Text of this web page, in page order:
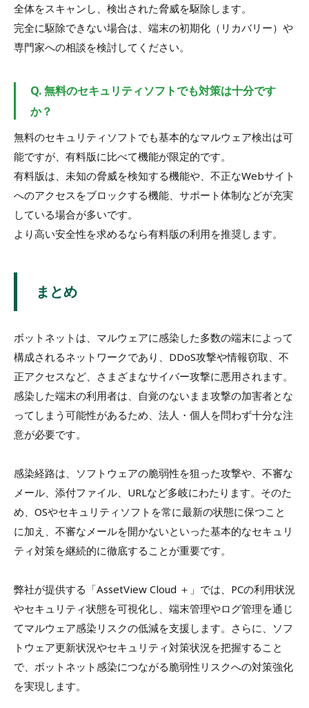
全体をスキャンし、検出された脅威を駆除します。
完全に駆除できない場合は、端末の初期化（リカバリー）や
専門家への相談を検討してください。
Q. 無料のセキュリティソフトでも対策は十分です
か？
無料のセキュリティソフトでも基本的なマルウェア検出は可
能ですが、有料版に比べて機能が限定的です。
有料版は、未知の脅威を検知する機能や、不正なWebサイト
へのアクセスをブロックする機能、サポート体制などが充実
している場合が多いです。
より高い安全性を求めるなら有料版の利用を推奨します。
まとめ
ボットネットは、マルウェアに感染した多数の端末によって
構成されるネットワークであり、DDoS攻撃や情報窃取、不
正アクセスなど、さまざまなサイバー攻撃に悪用されます。
感染した端末の利用者は、自覚のないまま攻撃の加害者とな
ってしまう可能性があるため、法人・個人を問わず十分な注
意が必要です。
感染経路は、ソフトウェアの脆弱性を狙った攻撃や、不審な
メール、添付ファイル、URLなど多岐にわたります。そのた
め、OSやセキュリティソフトを常に最新の状態に保つこと
に加え、不審なメールを開かないといった基本的なセキュリ
ティ対策を継続的に徹底することが重要です。
弊社が提供する「AssetView Cloud ＋」では、PCの利用状況
やセキュリティ状態を可視化し、端末管理やログ管理を通じ
てマルウェア感染リスクの低減を支援します。さらに、ソフ
トウェア更新状況やセキュリティ対策状況を把握すること
で、ボットネット感染につながる脆弱性リスクへの対策強化
を実現します。